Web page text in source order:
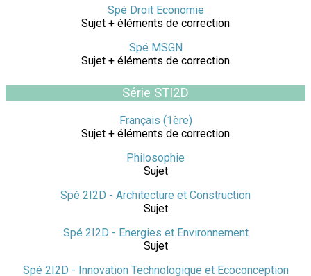
Spé Droit Economie
Sujet + éléments de correction
Spé MSGN
Sujet + éléments de correction
Série STI2D
Français (1ère)
Sujet + éléments de correction
Philosophie
Sujet
Spé 2I2D - Architecture et Construction
Sujet
Spé 2I2D - Energies et Environnement
Sujet
Spé 2I2D - Innovation Technologique et Ecoconception